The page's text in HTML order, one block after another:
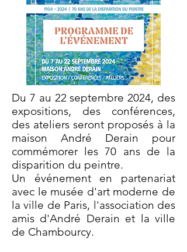
Du 7 au 22 septembre 2024, des
expositions, des conférences,
des ateliers seront proposés à la
maison André Derain pour
commémorer les 70 ans de la
disparition du peintre.
Un événement en partenariat
avec le musée d'art moderne de
la ville de Paris, l'association des
amis d'André Derain et la ville
de Chambourcy.